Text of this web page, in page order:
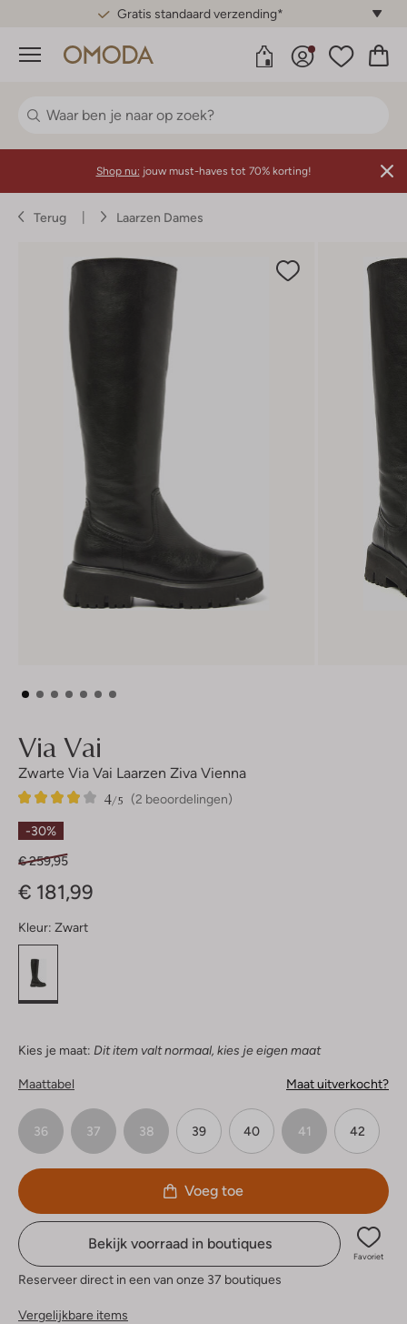
Gratis standaard verzending*
Menu
Shop nu: jouw must-haves tot 70% korting!
Terug Laarzen Dames
Via Vai
Zwarte Via Vai Laarzen Ziva Vienna
(2 beoordelingen)
4/5
2
4
Sterren
-30%
€ 259,95
€ 181,99
Kleur: Zwart
Kies je maat: Dit item valt normaal, kies je eigen maat
Maattabel Maat uitverkocht?
36 37 38 39 40 41 42
Voeg toe
Bekijk voorraad in boutiques
Favoriet
Reserveer direct in een van onze 37 boutiques
Vergelijkbare items